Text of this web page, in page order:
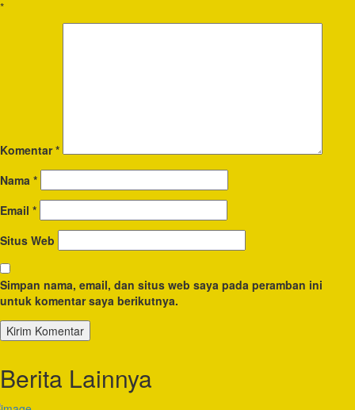
*
Komentar*
Nama *
Email *
Situs Web
Simpan nama, email, dan situs web saya pada peramban ini
untuk komentar saya berikutnya.
Berita Lainnya